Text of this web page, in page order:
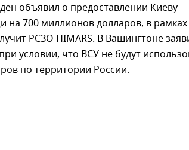
объявил о предоставлении Киеву
на 700 миллионов долларов, в рамках
РСЗО HIMARS. В Вашингтоне
условии, что ВСУ не будут
по территории России.